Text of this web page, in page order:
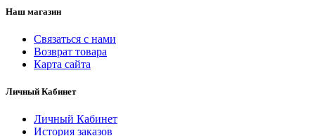
Наш магазин
Связаться с нами
Возврат товара
Карта сайта
Личный Кабинет
Личный Кабинет
История заказов